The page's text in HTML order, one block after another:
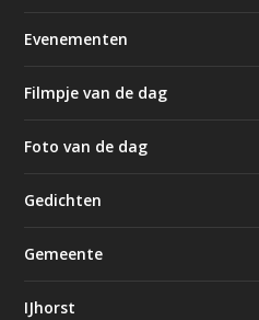
Evenementen
Filmpje van de dag
Foto van de dag
Gedichten
Gemeente
IJhorst